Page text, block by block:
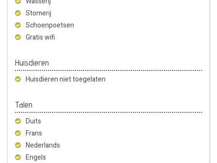
Stomerij
Schoenpoetsen
Gratis wifi
Huisdieren
Huisdieren niet toegelaten
Talen
Duits
Frans
Nederlands
Engels